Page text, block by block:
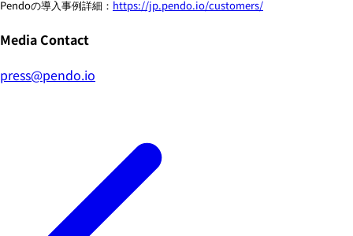
Pendoの導入事例詳細： https://jp.pendo.io/customers/
Media Contact
press@pendo.io